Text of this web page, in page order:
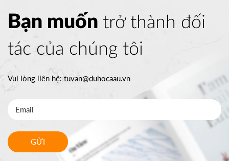
Bạn muốn trở thành đối
tác của chúng tôi
Vui lòng liên hệ:tuvan@duhocaau.vn
GỬI